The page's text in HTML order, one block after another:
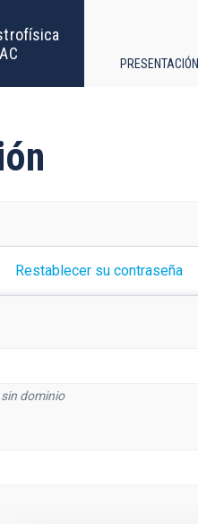
PRESENTACIÓN
Restablecer su contraseña
dominio